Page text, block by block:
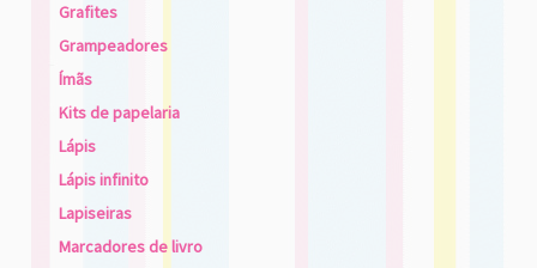
Grafites
Grampeadores
Ímãs
Kits de papelaria
Lápis
Lápis infinito
Lapiseiras
Marcadores de livro